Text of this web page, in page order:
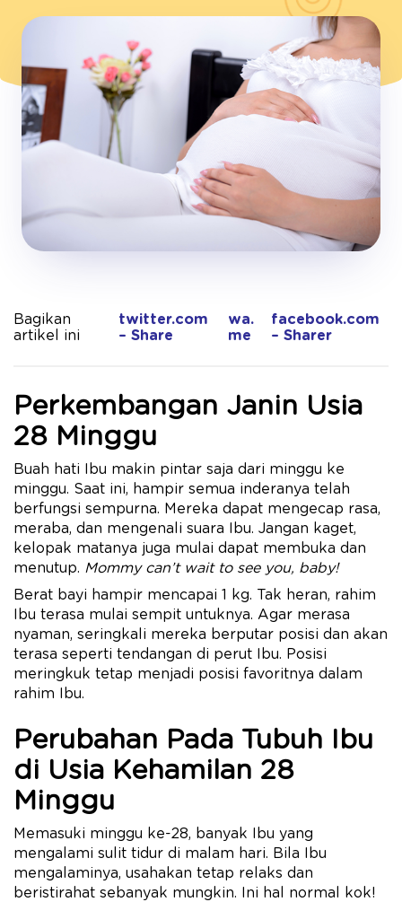
Bagikan
artikel ini
twitter.com
– Share
wa.
me
facebook.com
– Sharer
Perkembangan Janin Usia
28 Minggu
Buah hati Ibu makin pintar saja dari minggu ke
minggu. Saat ini, hampir semua inderanya telah
berfungsi sempurna. Mereka dapat mengecap rasa,
meraba, dan mengenali suara Ibu. Jangan kaget,
kelopak matanya juga mulai dapat membuka dan
menutup. Mommy can’t wait to see you, baby!
Berat bayi hampir mencapai 1 kg. Tak heran, rahim
Ibu terasa mulai sempit untuknya. Agar merasa
nyaman, seringkali mereka berputar posisi dan akan
terasa seperti tendangan di perut Ibu. Posisi
meringkuk tetap menjadi posisi favoritnya dalam
rahim Ibu.
Perubahan Pada Tubuh Ibu
di Usia Kehamilan 28
Minggu
Memasuki minggu ke-28, banyak Ibu yang
mengalami sulit tidur di malam hari. Bila Ibu
mengalaminya, usahakan tetap relaks dan
beristirahat sebanyak mungkin. Ini hal normal kok!